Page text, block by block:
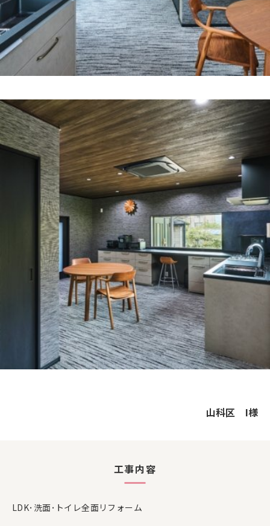
山科区 I様
工事内容
LDK･洗面･トイレ全面リフォーム